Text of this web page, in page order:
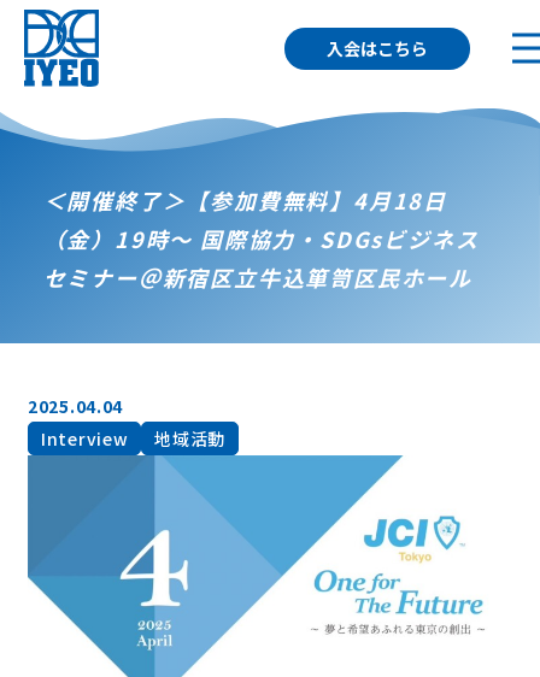
入会はこちら
＜開催終了＞【参加費無料】4月18日
（金）19時～ 国際協力・SDGsビジネス
セミナー＠新宿区立牛込箪笥区民ホール
2025.04.04
Interview
地域活動